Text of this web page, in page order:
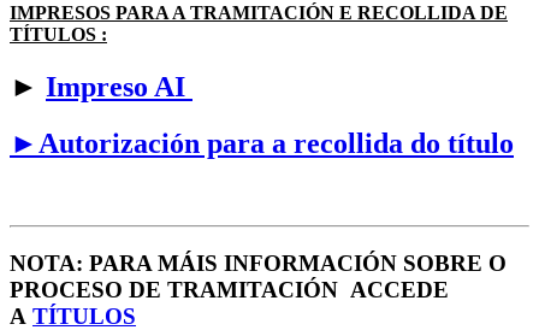
IMPRESOS PARA A TRAMITACIÓN E RECOLLIDA DE
TÍTULOS :
► Impreso AI
►Autorización para a recollida do título
NOTA: PARA MÁIS INFORMACIÓN SOBRE O
PROCESO DE TRAMITACIÓN ACCEDE
A TÍTULOS